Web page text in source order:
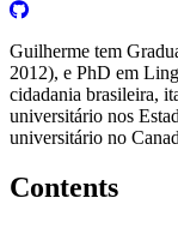
Guilherme tem
2012), e PhD em
cidadania brasileira,
universitário nos
universitário no
Contents